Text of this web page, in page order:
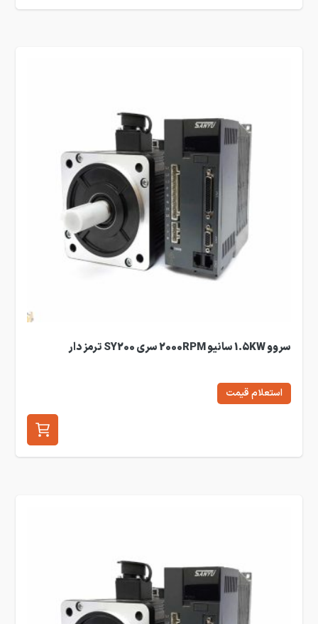
سروو 1.5KW سانیو 2000RPM سری SY200 ترمز دار
استعلام قیمت